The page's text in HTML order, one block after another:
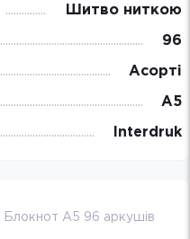
Шитво ниткою
96
Асорті
А5
Interdruk
Блокнот А5 96 аркушів